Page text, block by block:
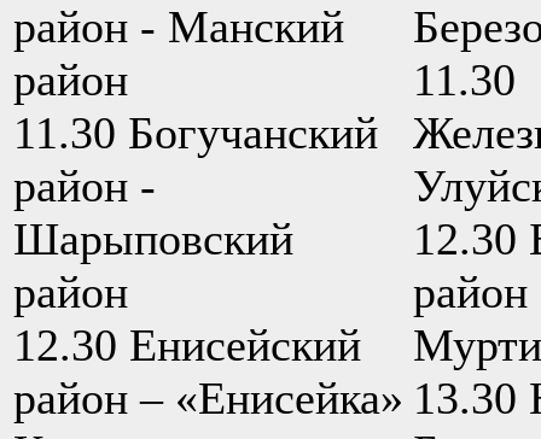
район - Манский
район
11.30 Богучанский
район -
Шарыповский
район
12.30 Енисейский
район – «Енисейка»
11.30
12.30
13.30